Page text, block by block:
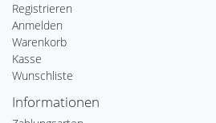
Registrieren
Anmelden
Warenkorb
Kasse
Wunschliste
Informationen